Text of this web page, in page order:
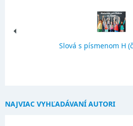
Slová s písmenom H
NAJVIAC VYHĽADÁVANÍ AUTORI